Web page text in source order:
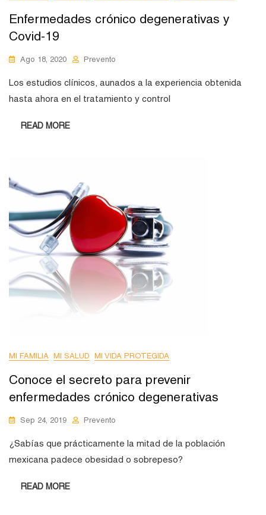
Enfermedades crónico degenerativas y
Covid-19
Ago 18, 2020 Prevento
Los estudios clínicos, aunados a la experiencia obtenida
hasta ahora en el tratamiento y control
READ MORE
MI FAMILIA MI SALUD MI VIDA PROTEGIDA
Conoce el secreto para prevenir
enfermedades crónico degenerativas
Sep 24, 2019 Prevento
¿Sabías que prácticamente la mitad de la población
mexicana padece obesidad o sobrepeso?
READ MORE